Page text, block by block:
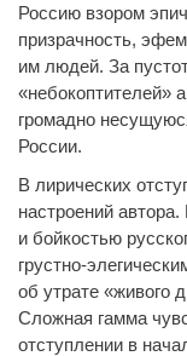
Россию взором
призрачность,
им людей. За
«небокоптителей»
громадно
России.
В лирических
настроений
и бойкостью
грустно-
об утрате «живого
Сложная гамма
отступлении в